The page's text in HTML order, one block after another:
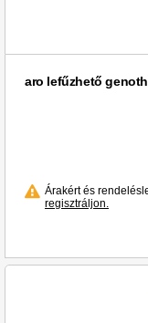
aro lefűzhető
Árakért és
regisztráljon.